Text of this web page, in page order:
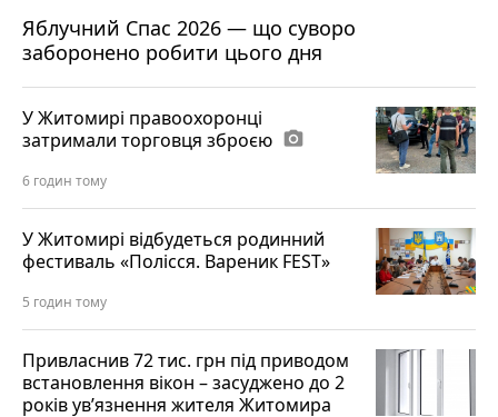
Яблучний Спас 2026 — що суворо
заборонено робити цього дня
У Житомирі правоохоронці
затримали торговця зброєю photo_camera
6 годин тому
У Житомирі відбудеться родинний
фестиваль «Полісся. Вареник FEST»
5 годин тому
Привласнив 72 тис. грн під приводом
встановлення вікон – засуджено до 2
років ув’язнення жителя Житомира